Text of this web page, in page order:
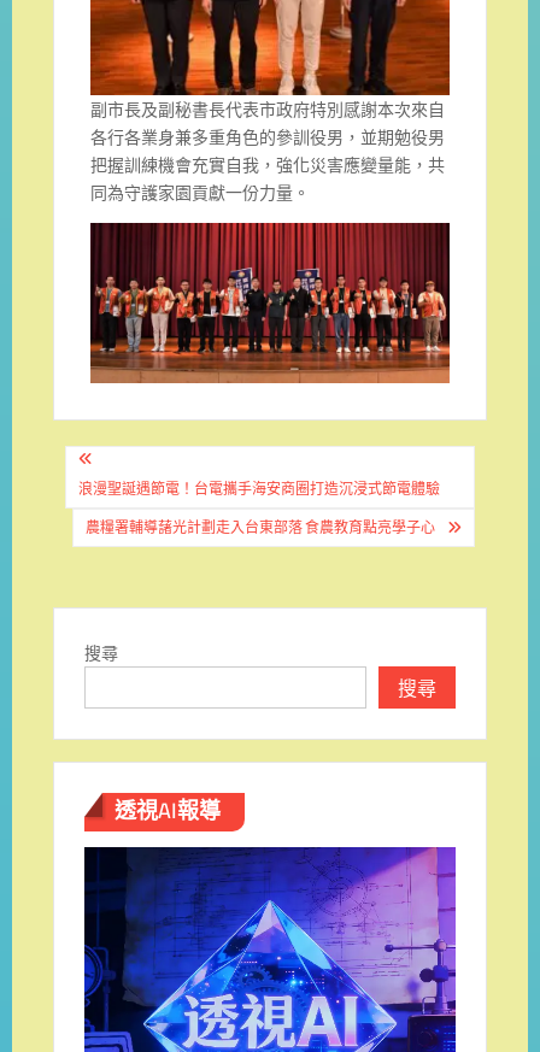
副市長及副秘書長代表市政府特別感謝本次來自
各行各業身兼多重角色的參訓役男，並期勉役男
把握訓練機會充實自我，強化災害應變量能，共
同為守護家園貢獻一份力量。
文
章
導
浪漫聖誕遇節電！台電攜手海安商圈打造沉浸式節電體驗
農糧署輔導藷光計劃走入台東部落 食農教育點亮學子心
搜尋
搜尋
透視AI報導